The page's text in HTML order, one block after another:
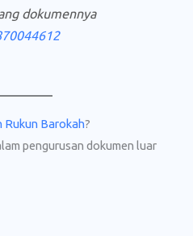
dokumennya
Rukun Barokah?
pengurusan dokumen luar